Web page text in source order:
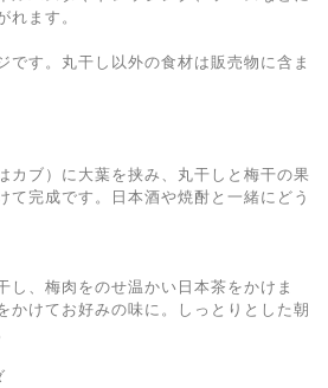
れます。
す。丸干し以外の食材は販売物に含ま
カブ）に大葉を挟み、丸干しと梅干の果
て完成です。日本酒や焼酎と一緒にどう
し、梅肉をのせ温かい日本茶をかけま
かけてお好みの味に。しっとりとした朝